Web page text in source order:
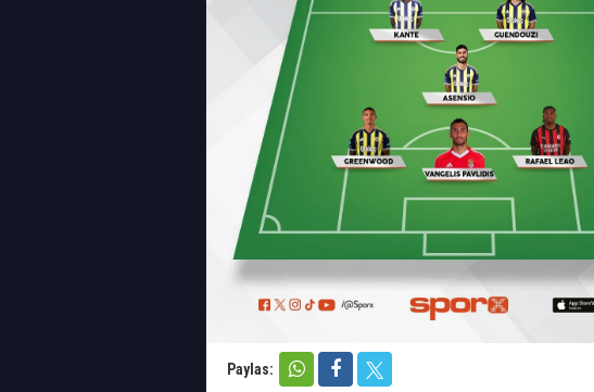
Paylas: